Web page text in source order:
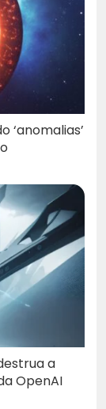
‘anomalias’
a
OpenAI